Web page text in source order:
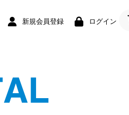
新規会員登録 ログイン